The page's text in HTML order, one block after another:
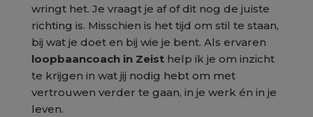
wringt het. Je vraagt je af of dit nog de juiste
richting is. Misschien is het tijd om stil te staan,
bij wat je doet en bij wie je bent. Als ervaren
loopbaancoach in Zeisthelp ik je om inzicht
te krijgen in wat jij nodig hebt om met
vertrouwen verder te gaan, in je werk én in je
leven.